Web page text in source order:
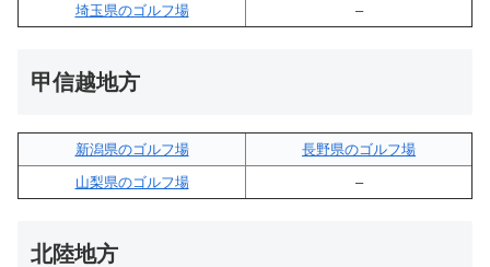
埼玉県のゴルフ場
–
甲信越地方
新潟県のゴルフ場
長野県のゴルフ場
山梨県のゴルフ場
–
北陸地方